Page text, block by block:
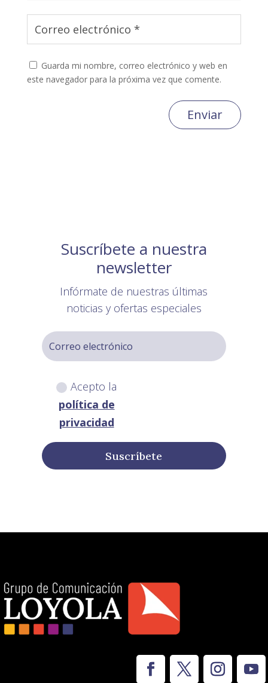
Guarda mi nombre, correo electrónico y web en
este navegador para la próxima vez que comente.
Enviar
Suscríbete a nuestra
newsletter
Infórmate de nuestras últimas
noticias y ofertas especiales
Acepto la
política de
privacidad
Suscríbete